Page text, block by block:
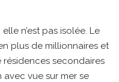
n’est pas isolée. Le
plus de millionnaires et
secondaires
avec vue sur mer se